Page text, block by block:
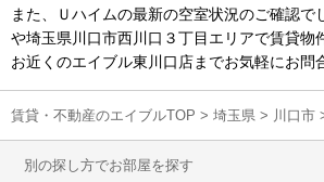
また、Ｕハイムの最新の空室状況のご確認で
や埼玉県川口市西川口３丁目エリアで賃貸物
お近くのエイブル東川口店までお気軽にお問
賃貸・不動産のエイブルTOP > 埼玉県 > 川口市
別の探し方でお部屋を探す